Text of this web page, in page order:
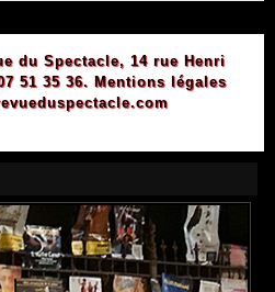
du Spectacle, 14 rue Henri
51 35 36. Mentions légales